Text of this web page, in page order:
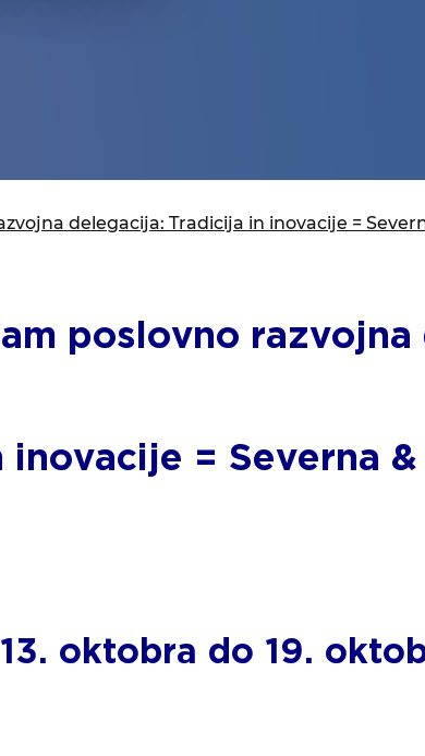
delegacija: Tradicija in inovacije =
poslovno razvojna
inovacije = Severna
oktobra do 19.